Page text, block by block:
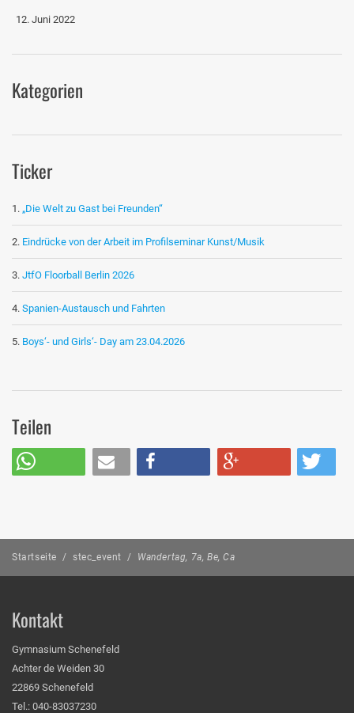
12. Juni 2022
Kategorien
Ticker
„Die Welt zu Gast bei Freunden“
Eindrücke von der Arbeit im Profilseminar Kunst/Musik
JtfO Floorball Berlin 2026
Spanien-Austausch und Fahrten
Boys‘- und Girls‘- Day am 23.04.2026
Teilen
Startseite / stec_event / Wandertag, 7a, Be, Ca
Kontakt
Gymnasium Schenefeld
Achter de Weiden 30
22869 Schenefeld
Tel.: 040-83037230